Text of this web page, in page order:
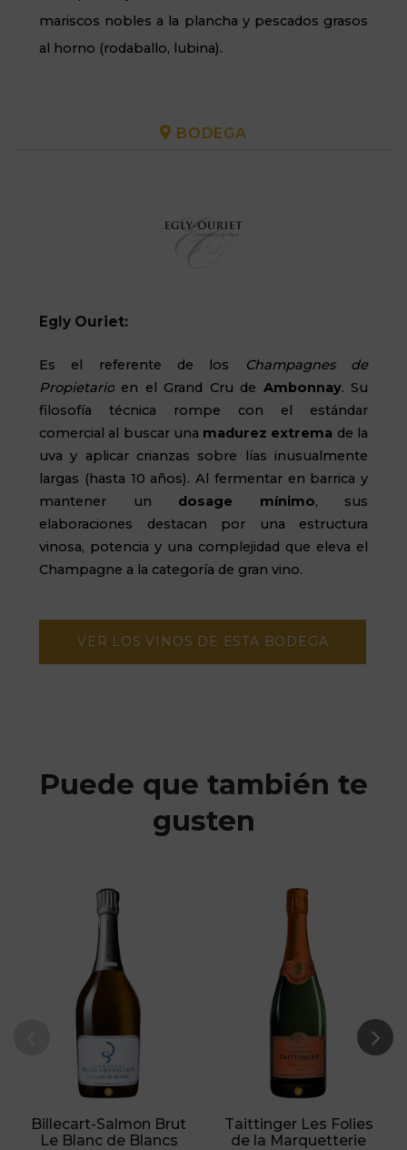
mariscos nobles a la plancha y pescados grasos
al horno (rodaballo, lubina).
BODEGA
Egly Ouriet:
Es el referente de los Champagnesde
Propietario en el Grand Cru de Ambonnay. Su
filosofía técnica rompe con el estándar
comercial al buscar una madurez extrema de la
uva y aplicar crianzas sobre lías inusualmente
largas (hasta 10 años). Al fermentar en barrica y
mantener un dosage mínimo, sus
elaboraciones destacan por una estructura
vinosa, potencia y una complejidad que eleva el
Champagne a la categoría de gran vino.
VER LOS VINOS DE ESTA BODEGA
Puede que también te
gusten
Billecart-Salmon Brut
Le Blanc de Blancs
Taittinger Les Folies
de la Marquetterie